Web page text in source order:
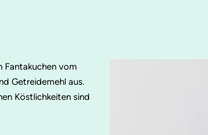
Fantakuchen vom
Getreidemehl aus.
Köstlichkeiten sind